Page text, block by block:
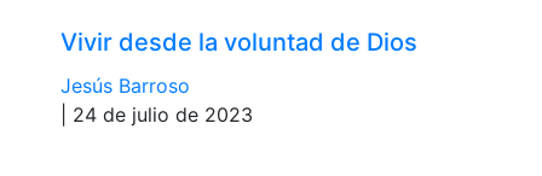
Vivir desde la voluntad de Dios
Jesús Barroso
| 24 de julio de 2023